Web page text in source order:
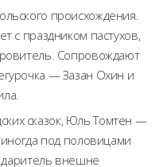
происхождения.
с праздником пастухов,
Сопровождают
— Зазан Охин и
сказок, Юль Томтен —
под половицами
даритель внешне